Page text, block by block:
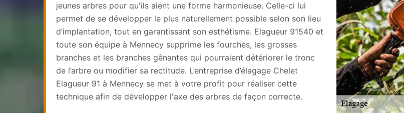
jeunes arbres pour qu'ils aient une forme harmonieuse. Celle-ci lui
permet de se développer le plus naturellement possible selon son lieu
d’implantation, tout en garantissant son esthétisme. Elagueur 91540 et
toute son équipe à Mennecy supprime les fourches, les grosses
branches et les branches gênantes qui pourraient détériorer le tronc
de l’arbre ou modifier sa rectitude. L’entreprise d’élagage Chelet
Elagueur 91 à Mennecy se met à votre profit pour réaliser cette
technique afin de développer l'axe des arbres de façon correcte.